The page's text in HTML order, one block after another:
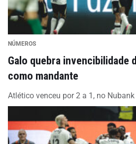
NÚMEROS
Galo quebra invencibilidade
como mandante
Atlético venceu por 2 a 1, no